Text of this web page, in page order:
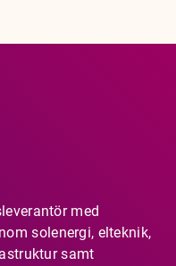
med
solenergi, elteknik,
samt